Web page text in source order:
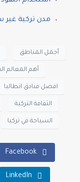
مدن تركية غير
أجمل المناطق
أهم المعالم
افضل فنادق انطاليا
الثقافة التركية
السياحة في تركيا
Facebook
LinkedIn